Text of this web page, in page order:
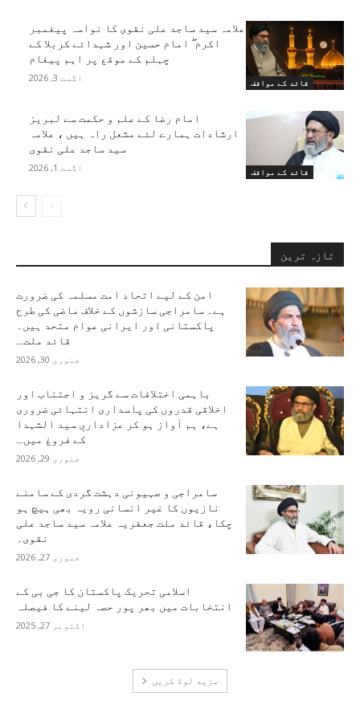
قائد کے مواقف
علامہ سید ساجد علی نقوی کا نواسہ پیغمبر
اکرم ۖ امام حسین اور شہدائے کربلا کے
چہلم کے موقع پر اہم پیغام
اگست 3, 2026
قائد کے مواقف
امام رضا کے علم و حکمت سے لبریز
ارشادات ہمارے لئے مشعل راہ ہیں ، علامہ
سید ساجد علی نقوی
اگست 1, 2026
تازہ ترین
امن کے لیے اتحاد امت مسلمہ کی ضرورت
ہے۔ سامراجی سازشوں کے خلاف ماضی کی طرح
پاکستانی اور ایرانی عوام متحد ہیں۔
قائد ملت...
جنوری 30, 2026
باہمی اختلافات سے گریز و اجتناب اور
اخلاقی قدروں کی پاسداری انتہائی ضروری
ہے، ہم آواز ہو کر عزاداریِ سید الشہدا
کے فروغ میں...
جنوری 29, 2026
سامراجی و صہیونی دہشت گردی کے سامنے
نازیوں کا غیر انسانی رویہ بھی ہیچ ہو
چکا، قائد ملت جعفریہ علامہ سید ساجد علی
نقوی۔
جنوری 27, 2026
اسلامی تحریک پاکستان کا جی بی کے
انتخابات میں بھر پور حصہ لینے کا فیصلہ
اکتوبر 27, 2025
مزید لوڈ کریں